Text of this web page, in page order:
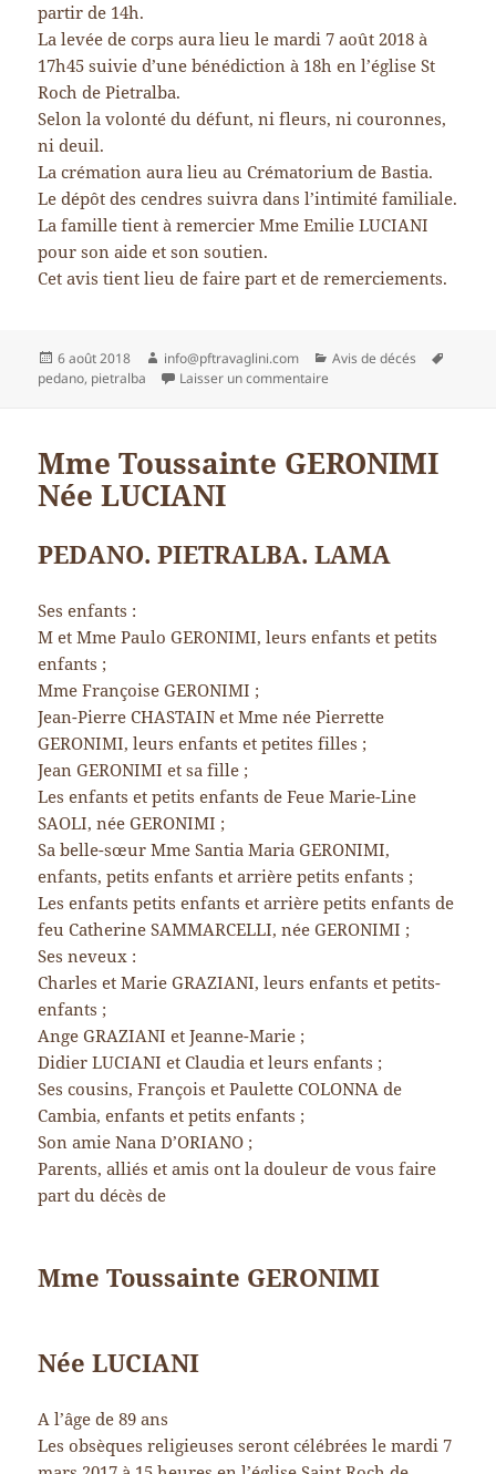
partir de 14h.
La levée de corps aura lieu le mardi 7 août 2018 à
17h45 suivie d’une bénédiction à 18h en l’église St
Roch de Pietralba.
Selon la volonté du défunt, ni fleurs, ni couronnes,
ni deuil.
La crémation aura lieu au Crématorium de Bastia.
Le dépôt des cendres suivra dans l’intimité familiale.
La famille tient à remercier Mme Emilie LUCIANI
pour son aide et son soutien.
Cet avis tient lieu de faire part et de remerciements.
Publié
le
6 août 2018 Auteur
info@pftravaglini.com Catégories
Avis de décés
pedano, pietralba Laisser un commentaire
Mme Toussainte GERONIMI
Née LUCIANI
PEDANO. PIETRALBA. LAMA
Ses enfants :
M et Mme Paulo GERONIMI, leurs enfants et petits
enfants ;
Mme Françoise GERONIMI ;
Jean-Pierre CHASTAIN et Mme née Pierrette
GERONIMI, leurs enfants et petites filles ;
Jean GERONIMI et sa fille ;
Les enfants et petits enfants de Feue Marie-Line
SAOLI, née GERONIMI ;
Sa belle-sœur Mme Santia Maria GERONIMI,
enfants, petits enfants et arrière petits enfants ;
Les enfants petits enfants et arrière petits enfants de
feu Catherine SAMMARCELLI, née GERONIMI ;
Ses neveux :
Charles et Marie GRAZIANI, leurs enfants et petits-
enfants ;
Ange GRAZIANI et Jeanne-Marie ;
Didier LUCIANI et Claudia et leurs enfants ;
Ses cousins, François et Paulette COLONNA de
Cambia, enfants et petits enfants ;
Son amie Nana D’ORIANO ;
Parents, alliés et amis ont la douleur de vous faire
part du décès de
Mme Toussainte GERONIMI
Née LUCIANI
A l’âge de 89 ans
Les obsèques religieuses seront célébrées le mardi 7